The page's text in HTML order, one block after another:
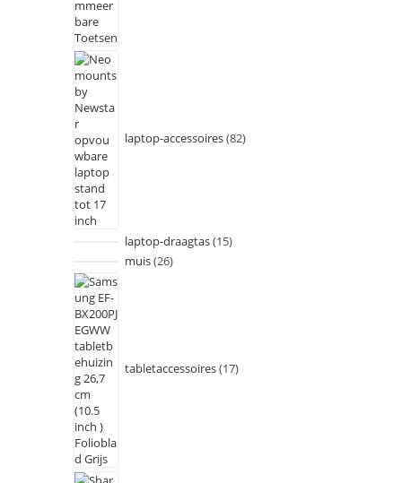
laptop-accessoires 82
laptop-draagtas 15
muis 26
tabletaccessoires 17